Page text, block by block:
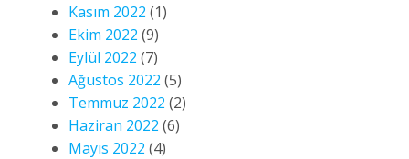
Kasım 2022 (1)
Ekim 2022 (9)
Eylül 2022 (7)
Ağustos 2022 (5)
Temmuz 2022 (2)
Haziran 2022 (6)
Mayıs 2022 (4)